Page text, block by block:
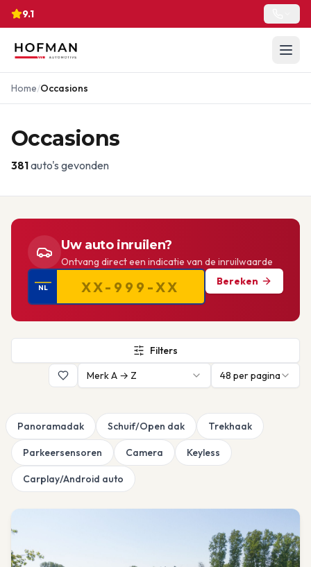
9.1
Home/Occasions
Occasions
381auto's gevonden
Uw auto inruilen?
Ontvang direct een indicatie van de inruilwaarde
NL
Bereken
Filters
Merk A → Z
48 per pagina
Panoramadak Schuif/Open dak Trekhaak
Parkeersensoren Camera Keyless
Carplay/Android auto